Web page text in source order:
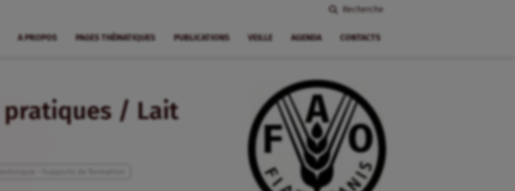
Recherche
A PROPOS PAGES THÉMATIQUES PUBLICATIONS VEILLE AGENDA CONTACTS
pratiques / Lait